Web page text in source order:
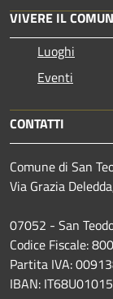
VIVERE IL
Luoghi
Eventi
CONTATTI
Comune di San
Via Grazia
07052 - San
Codice Fiscale:
Partita IVA:
IBAN: